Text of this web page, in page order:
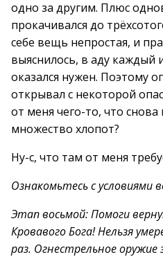
одно за другим. Плюс
прокачивался до
себе вещь непростая, и
выяснилось, в аду каждый
оказался нужен. Поэтому
открывал с некоторой
от меня чего-то, что снова
множество хлопот?
Ну-с, что там от меня
Ознакомьтесь с условиями
Этап восьмой: Помоги
Кровавого Бога! Нельзя
раз. Огнестрельное